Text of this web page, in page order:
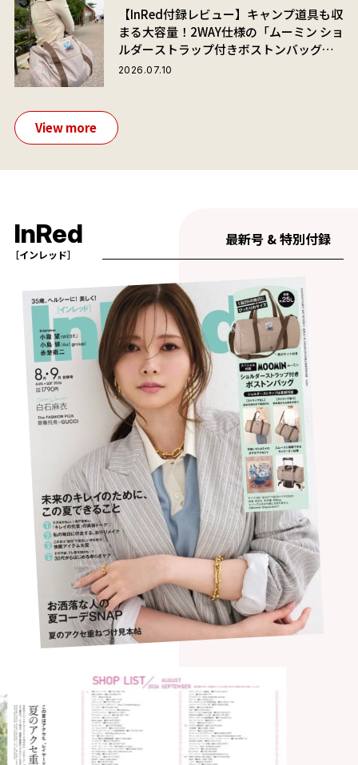
【InRed付録レビュー】キャンプ道具も収
まる大容量！2WAY仕様の「ムーミン ショ
ルダーストラップ付きボストンバッグ」
が夏旅におすすめな理由
2026.07.10
View more
InRed
［インレッド］
最新号 & 特別付録